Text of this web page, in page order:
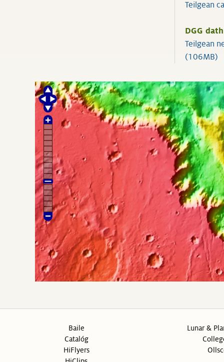
Teilgean
DGG
Teilgean
(106MB)
Baile
Catalóg
HiFlyers
Lunar &